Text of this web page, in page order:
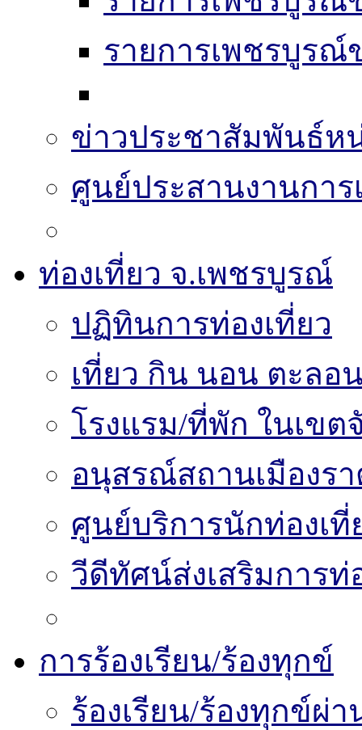
รายการเพชรบูรณ์
ข่าวประชาสัมพันธ์ห
ศูนย์ประสานงานการ
ท่องเที่ยว จ.เพชรบูรณ์
ปฏิทินการท่องเที่ยว
เที่ยว กิน นอน ตะลอ
โรงแรม/ที่พัก ในเข
อนุสรณ์สถานเมืองร
ศูนย์บริการนักท่องเที่
วีดีทัศน์ส่งเสริมการท่
การร้องเรียน/ร้องทุกข์
ร้องเรียน/ร้องทุกข์ผ่